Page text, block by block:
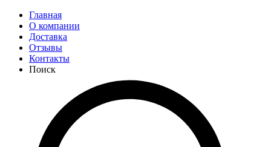
Главная
О компании
Доставка
Отзывы
Контакты
Поиск